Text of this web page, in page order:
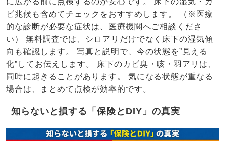
ビ兆候も含めてチェックをおすすめします。 （※医療
的な診断が必要な症状は、医療機関へご相談くださ
い） 無料調査では、シロアリだけでなく床下の湿気傾
向も確認します。 写真と説明で、今の状態を”見える
化”してお伝えします。 床下のカビ臭・咳・羽アリは、
同時に起きることがあります。 気になる状態が重なる
場合は、まとめて点検が効率的です。
知らないと損する「保険とDIY」の真実